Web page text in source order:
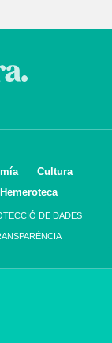
Cultura
Hemeroteca
DE DADES